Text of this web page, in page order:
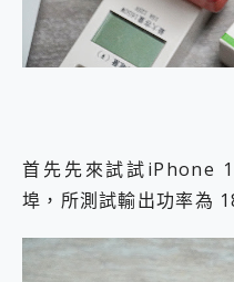
首先先來試試iPhone
埠，所測試輸出功率為